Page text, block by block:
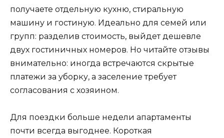
получаете отдельную кухню, стиральную
машину и гостиную. Идеально для семей или
групп: разделив стоимость, выйдет дешевле
двух гостиничных номеров. Но читайте отзывы
внимательно: иногда встречаются скрытые
платежи за уборку, а заселение требует
согласования с хозяином.
Для поездки больше недели апартаменты
почти всегда выгоднее. Короткая